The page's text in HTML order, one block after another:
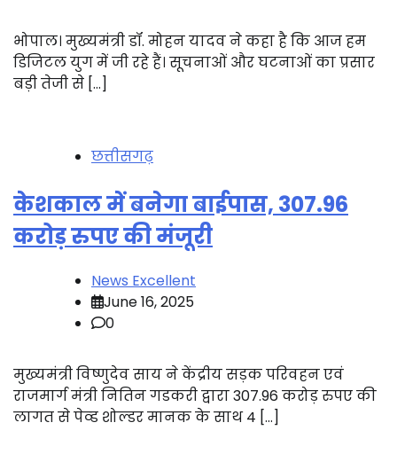
भोपाल। मुख्यमंत्री डॉ. मोहन यादव ने कहा है कि आज हम
डिजिटल युग में जी रहे हैं। सूचनाओं और घटनाओं का प्रसार
बड़ी तेजी से […]
छत्तीसगढ़
केशकाल में बनेगा बाईपास, 307.96
करोड़ रुपए की मंजूरी
News Excellent
June 16, 2025
0
मुख्यमंत्री विष्णुदेव साय ने केंद्रीय सड़क परिवहन एवं
राजमार्ग मंत्री नितिन गडकरी द्वारा 307.96 करोड़ रुपए की
लागत से पेव्ड शोल्डर मानक के साथ 4 […]